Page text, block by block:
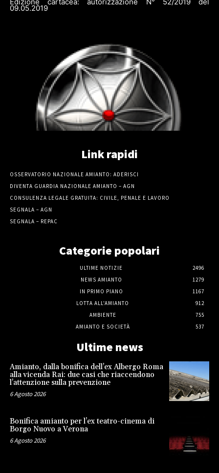
09.05.2019
Link rapidi
OSSERVATORIO NAZIONALE AMIANTO: ADERISCI
DIVENTA GUARDIA NAZIONALE AMIANTO – AGN
CONSULENZA LEGALE GRATUITA: CIVILE, PENALE E LAVORO
SEGNALA – AGN
SEGNALA – REPAC
Categorie popolari
ULTIME NOTIZIE
2496
NEWS AMIANTO
1279
IN PRIMO PIANO
1167
LOTTA ALL'AMIANTO
912
AMBIENTE
755
AMIANTO E SOCIETÀ
537
Ultime news
Amianto, dalla bonifica dell’ex Albergo Roma
alla vicenda Rai: due casi che riaccendono
l’attenzione sulla prevenzione
6 Agosto 2026
Bonifica amianto per l’ex teatro-cinema di
Borgo Nuovo a Verona
6 Agosto 2026